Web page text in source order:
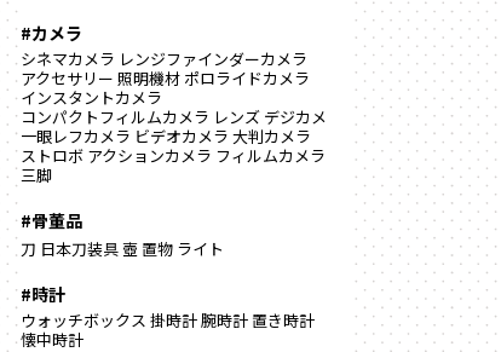
#カメラ
シネマカメラ レンジファインダーカメラ
アクセサリー 照明機材 ポロライドカメラ
インスタントカメラ
コンパクトフィルムカメラ レンズ デジカメ
一眼レフカメラ ビデオカメラ 大判カメラ
ストロボ アクションカメラ フィルムカメラ
三脚
#骨董品
刀 日本刀装具壺 置物 ライト
#時計
ウォッチボックス 掛時計腕時計 置き時計
懐中時計